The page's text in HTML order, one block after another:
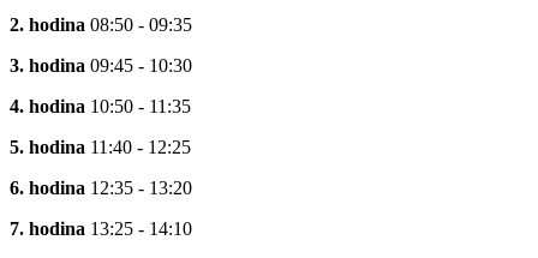
2. hodina 08:50 - 09:35
3. hodina 09:45 - 10:30
4. hodina 10:50 - 11:35
5. hodina 11:40 - 12:25
6. hodina 12:35 - 13:20
7. hodina 13:25 - 14:10